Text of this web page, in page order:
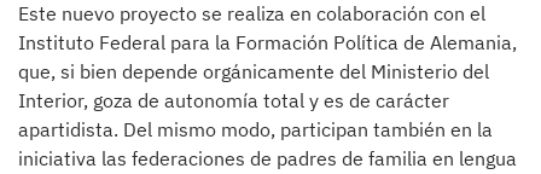
Este nuevo proyecto se realiza en colaboración con el
Instituto Federal para la Formación Política de Alemania,
que, si bien depende orgánicamente del Ministerio del
Interior, goza de autonomía total y es de carácter
apartidista. Del mismo modo, participan también en la
iniciativa las federaciones de padres de familia en lengua